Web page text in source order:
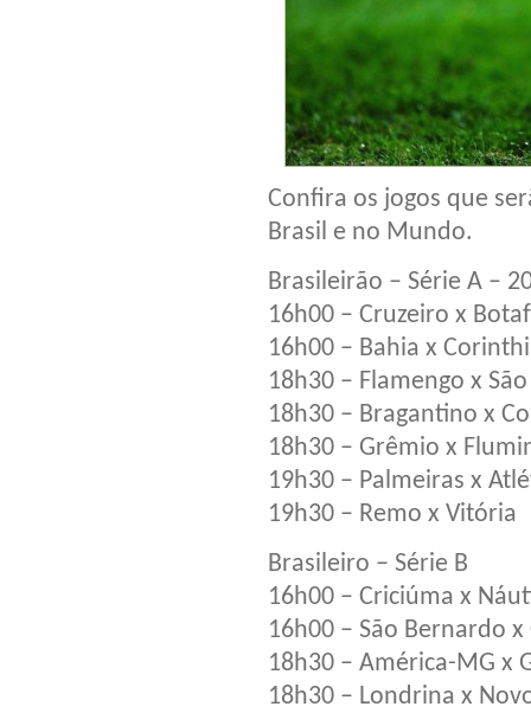
Confira os jogos que
Brasil e no Mundo.
Brasileirão – Série A –
16h00 – Cruzeiro x
16h00 – Bahia x
18h30 – Flamengo x
18h30 – Bragantino x
18h30 – Grêmio x
19h30 – Palmeiras x
19h30 – Remo x Vitória
Brasileiro – Série B
16h00 – Criciúma x
16h00 – São Bernardo x
18h30 – América-MG x
18h30 – Londrina x